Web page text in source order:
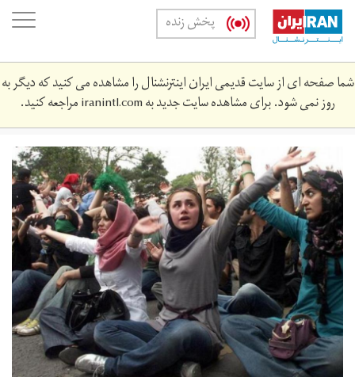
Skip
main
content
پخش زنده
شما صفحه ای از سایت قدیمی ایران اینترنشنال را مشاهده می کنید که دیگر به
روز نمی شود. برای مشاهده سایت جدید بهiranintl.comمراجعه کنید.
zanan.negaam-
1.jpg